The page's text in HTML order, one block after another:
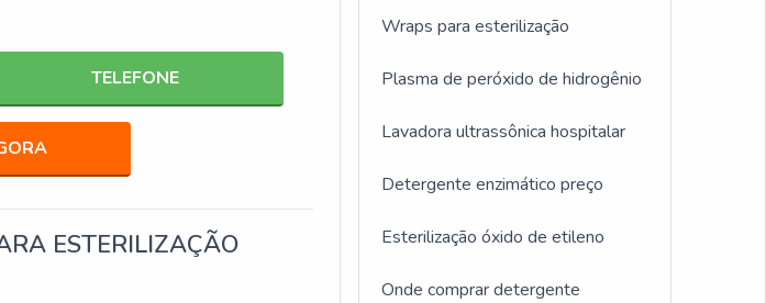
TELEFONE
ESTERILIZAÇÃO
Wraps para esterilização
Plasma de peróxido de hidrogênio
Lavadora ultrassônica hospitalar
Detergente enzimático preço
Esterilização óxido de etileno
Onde comprar detergente